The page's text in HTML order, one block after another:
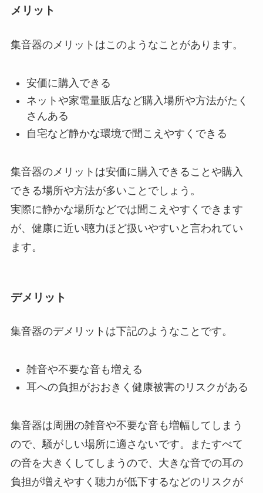
メリット
集音器のメリットはこのようなことがあります。
安価に購入できる
ネットや家電量販店など購入場所や方法がたく
さんある
自宅など静かな環境で聞こえやすくできる
集音器のメリットは安価に購入できることや購入
できる場所や方法が多いことでしょう。
実際に静かな場所などでは聞こえやすくできます
が、健康に近い聴力ほど扱いやすいと言われてい
ます。
デメリット
集音器のデメリットは下記のようなことです。
雑音や不要な音も増える
耳への負担がおおきく健康被害のリスクがある
集音器は周囲の雑音や不要な音も増幅してしまう
ので、騒がしい場所に適さないです。またすべて
の音を大きくしてしまうので、大きな音での耳の
負担が増えやすく聴力が低下するなどのリスクが